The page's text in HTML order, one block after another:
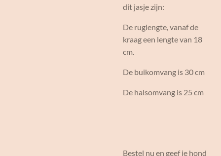
dit jasje zijn:
De ruglengte, vanaf de
kraag een lengte van 18
cm.
De buikomvang is 30 cm
De halsomvang is 25 cm
Bestel nu en geef je hond